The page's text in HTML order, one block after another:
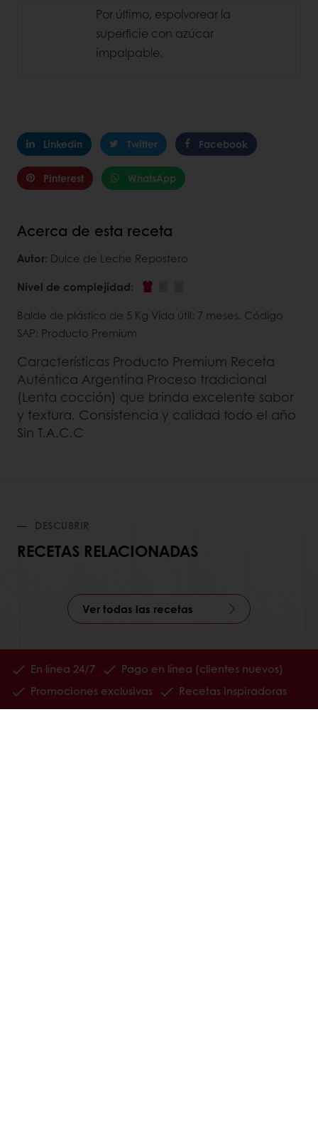
Por último, espolvorear la
superficie con azúcar
impalpable.
Linkedin Twitter Facebook
Pinterest WhatsApp
Acerca de esta receta
Autor: Dulce de Leche Repostero
Nivel de complejidad:
Balde de plástico de 5 Kg Vida útil: 7 meses. Código
SAP: Producto Premium
Características Producto Premium Receta
Auténtica Argentina Proceso tradicional
(Lenta cocción) que brinda excelente sabor
y textura. Consistencia y calidad todo el año
Sin T.A.C.C
DESCUBRIR
RECETAS RELACIONADAS
Ver todas las recetas
En línea 24/7
Pago en línea (clientes nuevos)
Promociones exclusivas
Recetas inspiradoras
Seguimiento de facturas
Histórico de pedidos